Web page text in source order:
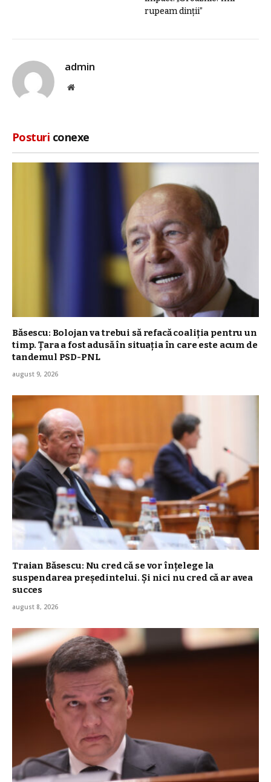
rupeam dinții”
admin
Site
Posturi conexe
Băsescu: Bolojan va trebui să refacă coaliţia pentru un
timp. Țara a fost adusă în situaţia în care este acum de
tandemul PSD-PNL
august 9, 2026
Traian Băsescu: Nu cred că se vor înţelege la
suspendarea preşedintelui. Şi nici nu cred că ar avea
succes
august 8, 2026